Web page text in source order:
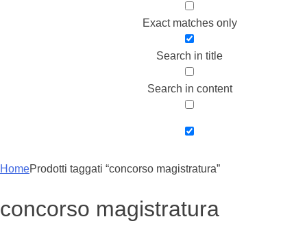
Exact matches only
Search in title
Search in content
HomeProdotti taggati “concorso magistratura”
concorso magistratura